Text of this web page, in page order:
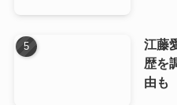
江藤
歴を
由も